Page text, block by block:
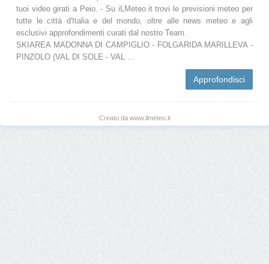
tuoi video girati a Peio. - Su iLMeteo.it trovi le previsioni meteo per
tutte le città d'Italia e del mondo, oltre alle news meteo e agli
esclusivi approfondimenti curati dal nostro Team.
SKIAREA MADONNA DI CAMPIGLIO - FOLGARIDA MARILLEVA -
PINZOLO (VAL DI SOLE - VAL ...
Approfondisci
Creato da www.ilmeteo.it